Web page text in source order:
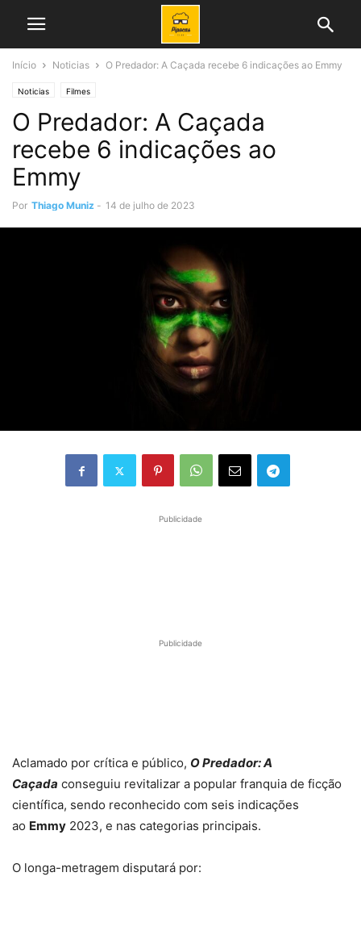
Início Noticias O Predador: A Caçada recebe 6 indicações ao Emmy
Noticias Filmes
O Predador: A Caçada
recebe 6 indicações ao
Emmy
Por Thiago Muniz - 14 de julho de 2023
Publicidade
Publicidade
Aclamado por crítica e público, O Predador: A
Caçada conseguiu revitalizar a popular franquia de ficção
científica, sendo reconhecido com seis indicações
ao Emmy 2023, e nas categorias principais.
O longa-metragem disputará por: